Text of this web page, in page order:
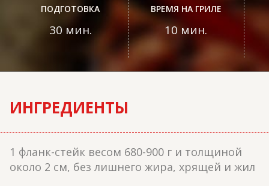
ПОДГОТОВКА
30 мин.
ВРЕМЯ НА ГРИЛЕ
10 мин.
ИНГРЕДИЕНТЫ
1 фланк-стейк весом 680-900 г и толщиной
около 2 см, без лишнего жира, хрящей и жил